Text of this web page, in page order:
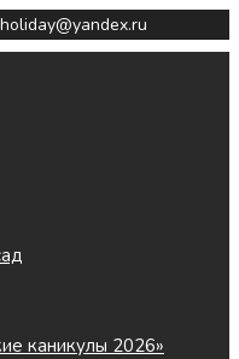
каникулы 2026»